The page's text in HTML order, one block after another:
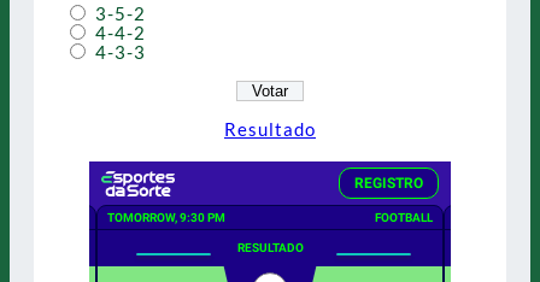
3-5-2
4-4-2
4-3-3
Resultado